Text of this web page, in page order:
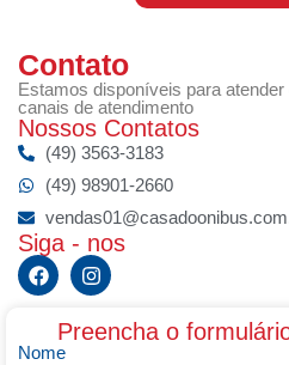
Contato
Estamos disponíveis para
canais de atendimento
Nossos Contatos
(49) 3563-3183
(49) 98901-2660
Siga - nos
Preencha o
Nome